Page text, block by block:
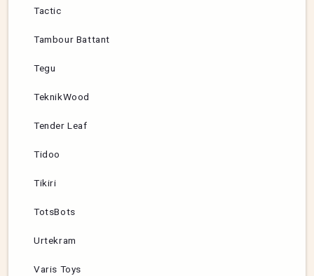
Tactic
Tambour Battant
Tegu
TeknikWood
Tender Leaf
Tidoo
Tikiri
TotsBots
Urtekram
Varis Toys